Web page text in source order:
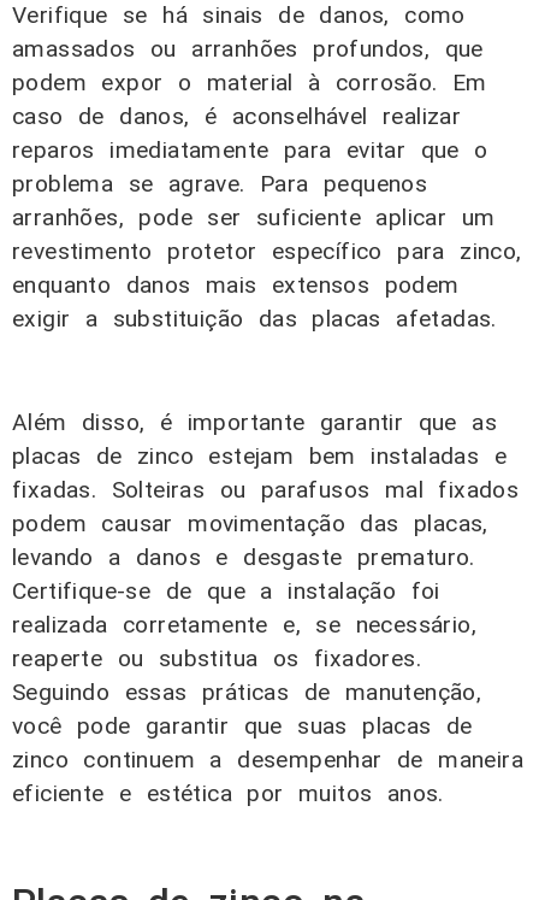
Verifique se há sinais de danos, como
amassados ou arranhões profundos, que
podem expor o material à corrosão. Em
caso de danos, é aconselhável realizar
reparos imediatamente para evitar que o
problema se agrave. Para pequenos
arranhões, pode ser suficiente aplicar um
revestimento protetor específico para zinco,
enquanto danos mais extensos podem
exigir a substituição das placas afetadas.
Além disso, é importante garantir que as
placas de zinco estejam bem instaladas e
fixadas. Solteiras ou parafusos mal fixados
podem causar movimentação das placas,
levando a danos e desgaste prematuro.
Certifique-se de que a instalação foi
realizada corretamente e, se necessário,
reaperte ou substitua os fixadores.
Seguindo essas práticas de manutenção,
você pode garantir que suas placas de
zinco continuem a desempenhar de maneira
eficiente e estética por muitos anos.